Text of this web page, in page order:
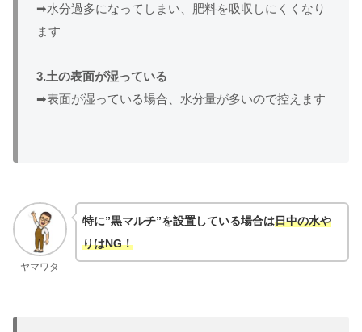
➡水分過多になってしまい、肥料を吸収しにくくなり
ます
3.土の表面が湿っている
➡表面が湿っている場合、水分量が多いので控えます
ヤマワタ
特に”黒マルチ”を設置している場合は日中の水や
りはNG！